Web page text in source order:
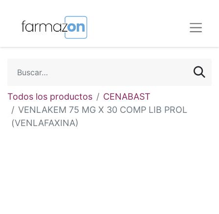
Todos los productos
CENABAST
VENLAKEM 75 MG X 30 COMP LIB PROL
(VENLAFAXINA)